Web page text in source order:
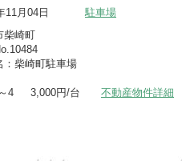
11月04日
駐車場
柴崎町
：柴崎町駐車場
～4 3,000円/台 不動産物件詳細